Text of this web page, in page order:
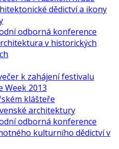
dědictví a ikony
odborná konference
v historických
k zahájení festivalu
Week 2013
klášteře
architektury
odborná konference
kulturního dědictví v